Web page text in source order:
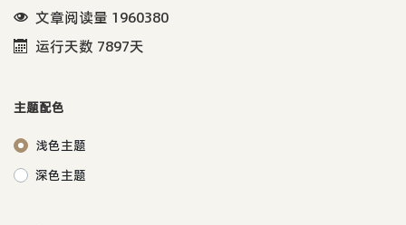
文章阅读量 1960380
运行天数 7897天
主题配色
浅色主题
深色主题